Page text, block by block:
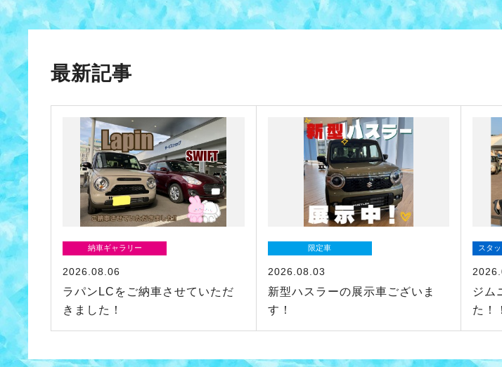
最新記事
納車ギャラリー
2026.08.06
ラパンLCをご納車させていただ
きました！
限定車
2026.08.03
新型ハスラーの展示車ございま
す！
スタ
ジム
た！